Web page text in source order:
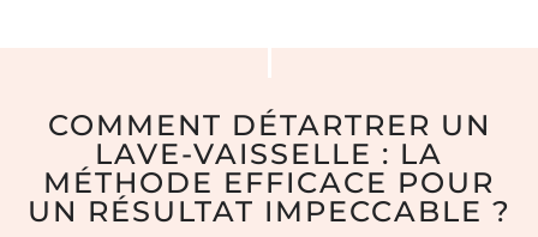
COMMENT DÉTARTRER UN
LAVE-VAISSELLE : LA
MÉTHODE EFFICACE POUR
UN RÉSULTAT IMPECCABLE ?